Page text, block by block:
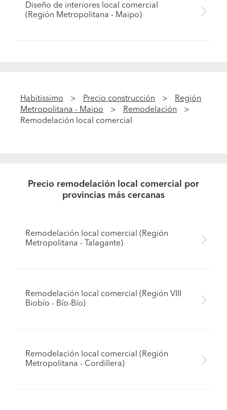
Diseño de interiores local comercial
(Región Metropolitana - Maipo)
Habitissimo Precio construcción
Región
Metropolitana - Maipo
Remodelación
Remodelación local comercial
Precio remodelación local comercial por
provincias más cercanas
Remodelación local comercial (Región
Metropolitana - Talagante)
Remodelación local comercial (Región VIII
Biobío - Bío-Bío)
Remodelación local comercial (Región
Metropolitana - Cordillera)